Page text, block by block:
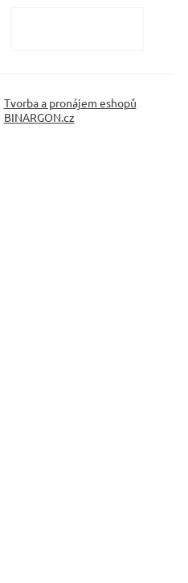
Tvorba a pronájem eshopů
BINARGON.cz